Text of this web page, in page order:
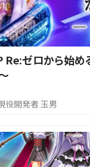
Re:ゼロから始
役開発者 玉男